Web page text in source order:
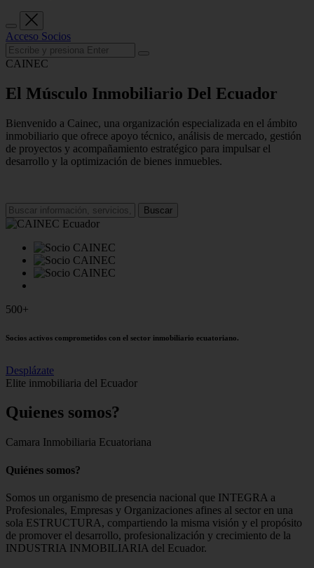
Acceso Socios
CAINEC
El Músculo Inmobiliario Del Ecuador
Bienvenido a Cainec, una organización especializada en el ámbito
inmobiliario que ofrece apoyo técnico, análisis de mercado, gestión
de proyectos y acompañamiento estratégico para impulsar el
desarrollo y la optimización de bienes inmuebles.
Buscar
500+
Socios activos comprometidos con el sector inmobiliario ecuatoriano.
Desplázate
Elite inmobiliaria del Ecuador
Quienes somos?
Camara Inmobiliaria Ecuatoriana
Quiénes somos?
Somos un organismo de presencia nacional que INTEGRA a
Profesionales, Empresas y Organizaciones afines al sector en una
sola ESTRUCTURA, compartiendo la misma visión y el propósito
de promover el desarrollo, profesionalización y crecimiento de la
INDUSTRIA INMOBILIARIA del Ecuador.